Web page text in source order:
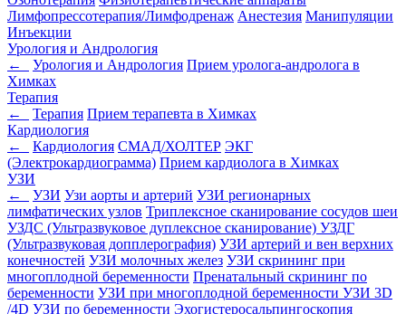
Лимфопрессотерапия/Лимфодренаж Анестезия Манипуляции
Инъекции
Урология и Андрология
←
Урология и Андрология Прием уролога-андролога в
Химках
Терапия
←
Терапия Прием терапевта в Химках
Кардиология
←
Кардиология СМАД/ХОЛТЕР ЭКГ
(Электрокардиограмма) Прием кардиолога в Химках
УЗИ
←
УЗИ Узи аорты и артерий УЗИ регионарных
лимфатических узлов Триплексное сканирование сосудов шеи
УЗДС (Ультразвуковое дуплексное сканирование) УЗДГ
(Ультразвуковая допплерография) УЗИ артерий и вен верхних
конечностей УЗИ молочных желез УЗИ скрининг при
многоплодной беременности Пренатальный скрининг по
беременности УЗИ при многоплодной беременности УЗИ 3D
/4D УЗИ по беременности Эхогистеросальпингоскопия